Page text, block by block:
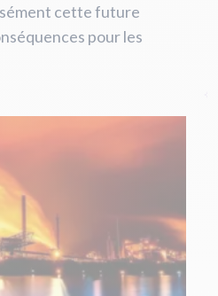
cette future
pour les